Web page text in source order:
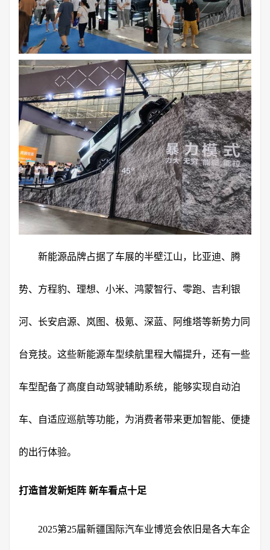
新能源品牌占据了车展的半壁江山，比亚迪、腾
势、方程豹、理想、小米、鸿蒙智行、零跑、吉利银
河、长安启源、岚图、极氪、深蓝、阿维塔等新势力同
台竞技。这些新能源车型续航里程大幅提升，还有一些
车型配备了高度自动驾驶辅助系统，能够实现自动泊
车、自适应巡航等功能，为消费者带来更加智能、便捷
的出行体验。
打造首发新矩阵 新车看点十足
2025第25届新疆国际汽车业博览会依旧是各大车企